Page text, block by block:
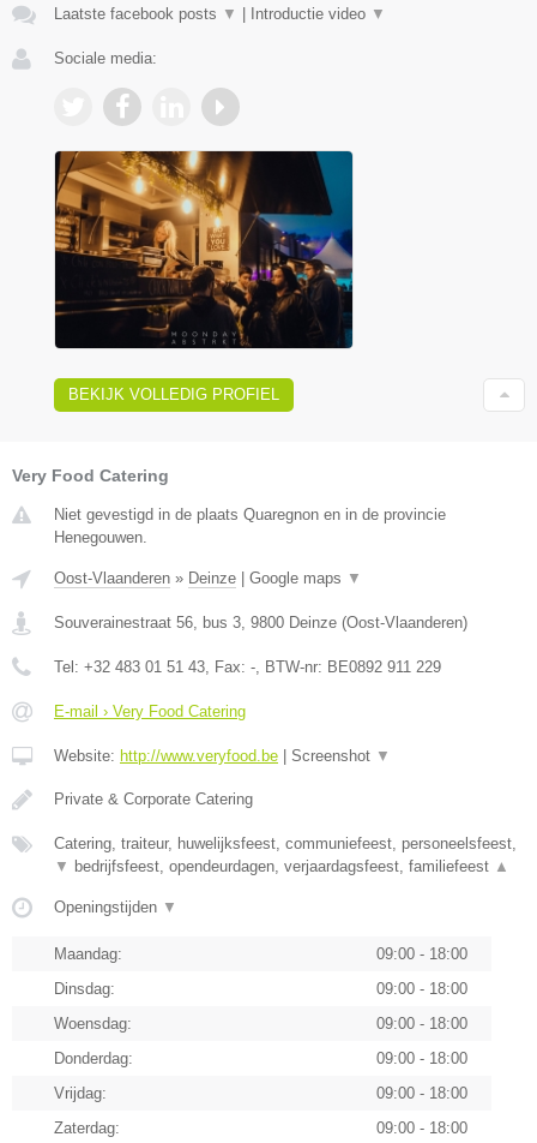
Laatste facebook posts ▼ Introductie video ▼
Sociale media:
BEKIJK VOLLEDIG PROFIEL
Very Food Catering
Niet gevestigd in de plaats Quaregnon en in de provincie
Henegouwen.
Oost-Vlaanderen » Deinze Google maps ▼
Souverainestraat 56, bus 3, 9800 Deinze (Oost-Vlaanderen)
Tel: +32 483 01 51 43, Fax: -, BTW-nr: BE0892 911 229
E-mail › Very Food Catering
Website: http://www.veryfood.be Screenshot ▼
Private & Corporate Catering
Catering, traiteur, huwelijksfeest, communiefeest, personeelsfeest,
▼ bedrijfsfeest, opendeurdagen, verjaardagsfeest, familiefeest ▲
Openingstijden ▼
Maandag:
09:00 - 18:00
Dinsdag:
09:00 - 18:00
Woensdag:
09:00 - 18:00
Donderdag:
09:00 - 18:00
Vrijdag:
09:00 - 18:00
Zaterdag:
09:00 - 18:00